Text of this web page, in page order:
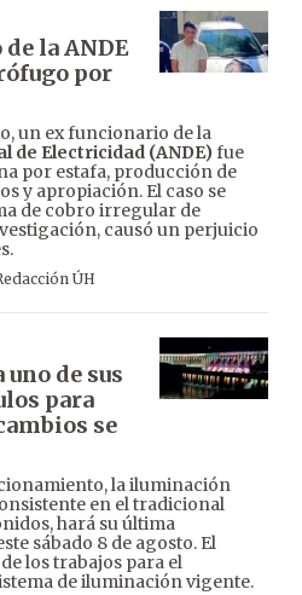
la ANDE
por
un ex funcionario de la
de Electricidad (ANDE)fue
por estafa, producción de
y apropiación. El caso se
de cobro irregular de
causó un perjuicio
ÚH
uno de sus
para
se
la iluminación
en el tradicional
hará su última
sábado 8 de agosto. El
los trabajos para el
de iluminación vigente.